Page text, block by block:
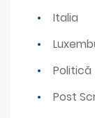
Italia
Politică
Post